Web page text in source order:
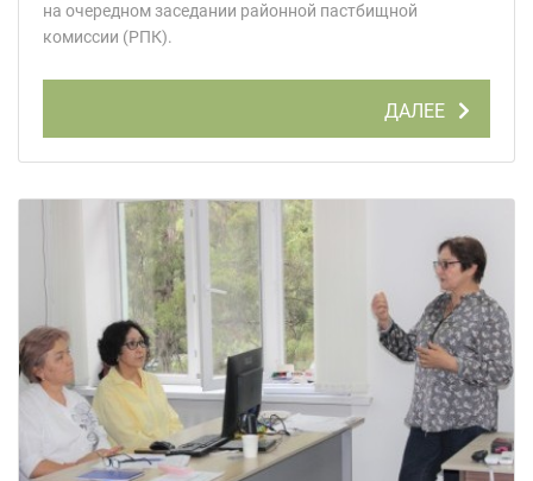
на очередном заседании районной пастбищной
комиссии (РПК).
ДАЛЕЕ